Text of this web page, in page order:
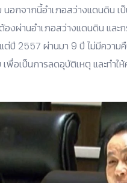
อกจากนี้อำเภอสว่างแดนดิน เ
องผ่านอำเภอสว่างแดนดิน และ
ต่ปี 2557 ผ่านมา 9 ปี ไม่มีควา
เพื่อเป็นการลดอุบัติเหตุ และท